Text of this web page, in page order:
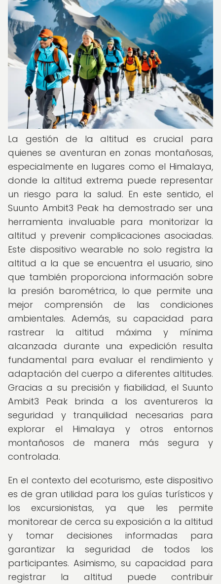
La gestión de la altitud es crucial para
quienes se aventuran en zonas montañosas,
especialmente en lugares como el Himalaya,
donde la altitud extrema puede representar
un riesgo para la salud. En este sentido, el
Suunto Ambit3 Peak ha demostrado ser una
herramienta invaluable para monitorizar la
altitud y prevenir complicaciones asociadas.
Este dispositivo wearable no solo registra la
altitud a la que se encuentra el usuario, sino
que también proporciona información sobre
la presión barométrica, lo que permite una
mejor comprensión de las condiciones
ambientales. Además, su capacidad para
rastrear la altitud máxima y mínima
alcanzada durante una expedición resulta
fundamental para evaluar el rendimiento y
adaptación del cuerpo a diferentes altitudes.
Gracias a su precisión y fiabilidad, el Suunto
Ambit3 Peak brinda a los aventureros la
seguridad y tranquilidad necesarias para
explorar el Himalaya y otros entornos
montañosos de manera más segura y
controlada.
En el contexto del ecoturismo, este dispositivo
es de gran utilidad para los guías turísticos y
los excursionistas, ya que les permite
monitorear de cerca su exposición a la altitud
y tomar decisiones informadas para
garantizar la seguridad de todos los
participantes. Asimismo, su capacidad para
registrar la altitud puede contribuir